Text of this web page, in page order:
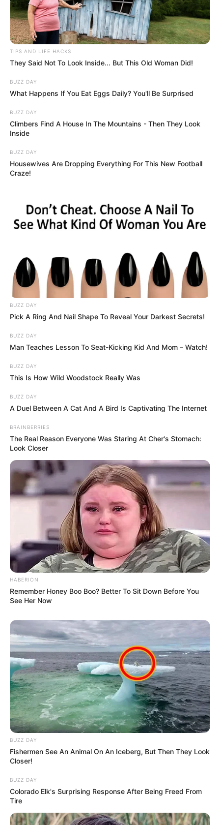
TIPS AND LIFE HACKS
They Said Not To Look Inside... But This Old Woman Did!
BUZZ DAY
What Happens If You Eat Eggs Daily? You'll Be Surprised
BUZZ DAY
Climbers Find A House In The Mountains - Then They Look
Inside
BUZZ DAY
Housewives Are Dropping Everything For This New Football
Craze!
BUZZ DAY
Pick A Ring And Nail Shape To Reveal Your Darkest Secrets!
BUZZ DAY
Man Teaches Lesson To Seat-Kicking Kid And Mom – Watch!
BUZZ DAY
This Is How Wild Woodstock Really Was
BUZZ DAY
A Duel Between A Cat And A Bird Is Captivating The Internet
BRAINBERRIES
The Real Reason Everyone Was Staring At Cher's Stomach:
Look Closer
HABERION
Remember Honey Boo Boo? Better To Sit Down Before You
See Her Now
BUZZ DAY
Fishermen See An Animal On An Iceberg, But Then They Look
Closer!
BUZZ DAY
Colorado Elk's Surprising Response After Being Freed From
Tire